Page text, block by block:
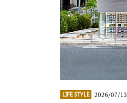
LIFE STYLE 2026/07/13